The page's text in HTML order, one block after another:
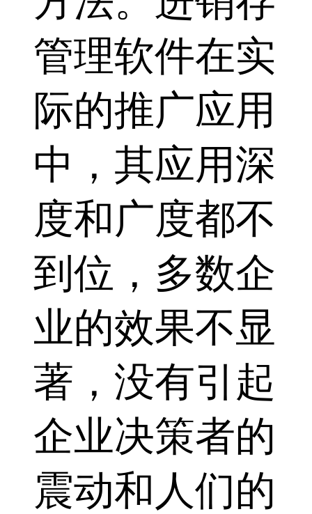
管理软件在实
际的推广应用
中，其应用深
度和广度都不
到位，多数企
业的效果不显
著，没有引起
企业决策者的
震动和人们的